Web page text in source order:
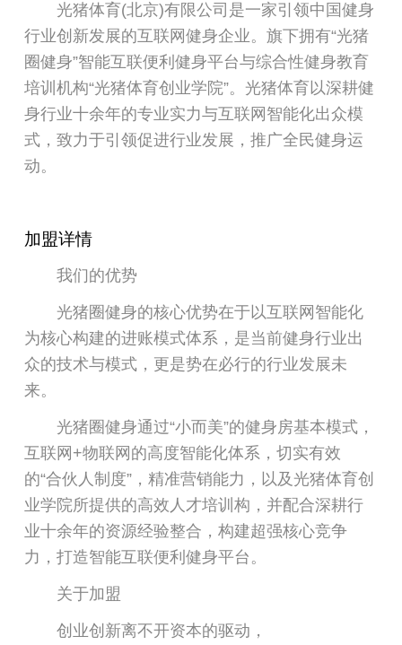
光猪体育(北京)有限公司是一家引领中国健身
行业创新发展的互联网健身企业。旗下拥有“光猪
圈健身”智能互联便利健身平台与综合性健身教育
培训机构“光猪体育创业学院”。光猪体育以深耕健
身行业十余年的专业实力与互联网智能化出众模
式，致力于引领促进行业发展，推广全民健身运
动。
加盟详情
我们的优势
光猪圈健身的核心优势在于以互联网智能化
为核心构建的进账模式体系，是当前健身行业出
众的技术与模式，更是势在必行的行业发展未
来。
光猪圈健身通过“小而美”的健身房基本模式，
互联网+物联网的高度智能化体系，切实有效
的“合伙人制度”，精准营销能力，以及光猪体育创
业学院所提供的高效人才培训构，并配合深耕行
业十余年的资源经验整合，构建超强核心竞争
力，打造智能互联便利健身平台。
关于加盟
创业创新离不开资本的驱动，